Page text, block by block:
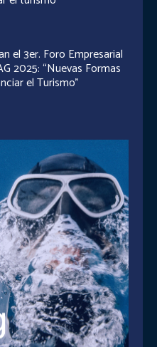
el 3er. Foro Empresarial
2025: “Nuevas Formas
el Turismo”